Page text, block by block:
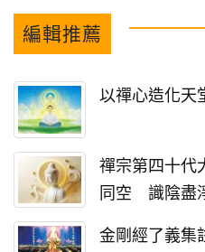
編輯推薦
以禪心造化天
禪宗第四十代
同空 識陰盡
金剛經了義集